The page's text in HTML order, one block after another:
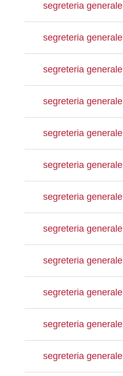
segreteria generale
segreteria generale
segreteria generale
segreteria generale
segreteria generale
segreteria generale
segreteria generale
segreteria generale
segreteria generale
segreteria generale
segreteria generale
segreteria generale